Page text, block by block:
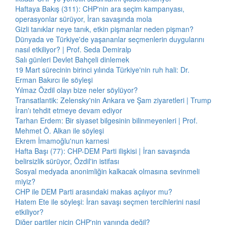
Haftaya Bakış (311): CHP'nin ara seçim kampanyası,
operasyonlar sürüyor, İran savaşında mola
Gizli tanıklar neye tanık, etkin pişmanlar neden pişman?
Dünyada ve Türkiye'de yaşananlar seçmenlerin duygularını
nasıl etkiliyor? | Prof. Seda Demiralp
Salı günleri Devlet Bahçeli dinlemek
19 Mart sürecinin birinci yılında Türkiye'nin ruh hali: Dr.
Erman Bakırcı ile söyleşi
Yılmaz Özdil olayı bize neler söylüyor?
Transatlantik: Zelensky'nin Ankara ve Şam ziyaretleri | Trump
İran'ı tehdit etmeye devam ediyor
Tarhan Erdem: Bir siyaset bilgesinin bilinmeyenleri | Prof.
Mehmet Ö. Alkan ile söyleşi
Ekrem İmamoğlu'nun karnesi
Hafta Başı (77): CHP-DEM Parti ilişkisi | İran savaşında
belirsizlik sürüyor, Özdil'in istifası
Sosyal medyada anonimliğin kalkacak olmasına sevinmeli
miyiz?
CHP ile DEM Parti arasındaki makas açılıyor mu?
Hatem Ete ile söyleşi: İran savaşı seçmen tercihlerini nasıl
etkiliyor?
Diğer partiler niçin CHP'nin yanında değil?